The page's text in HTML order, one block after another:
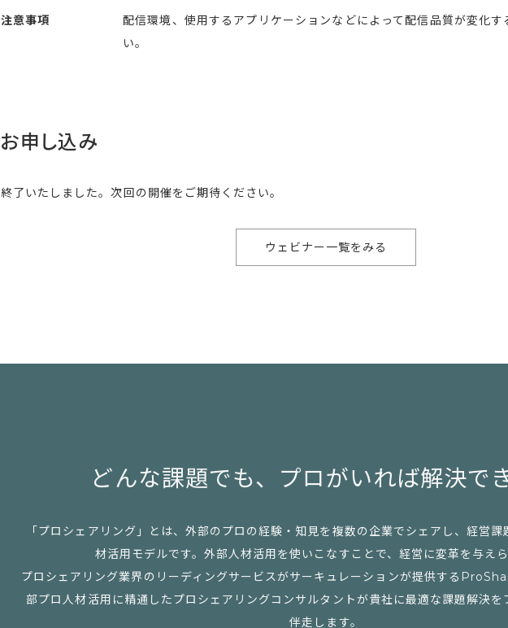
注意事項
配信環境、使用するアプリケーションなどによって配信品質が変化
い。
お申し込み
終了いたしました。次回の開催をご期待ください。
ウェビナー一覧をみる
どんな課題でも、 プロがいれば解決で
「プロシェアリング」とは、外部のプロの経験・知見を複数の企業でシェアし、経営
材活用モデルです。外部人材活用を使いこなすことで、経営に変革を与え
プロシェアリング業界のリーディングサービスがサーキュレーションが提供する
部プロ人材活用に精通したプロシェアリングコンサルタントが貴社に最適な課題解決
伴走します。